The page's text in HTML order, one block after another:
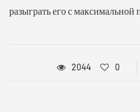
разыграть его с максимальной
2044 0